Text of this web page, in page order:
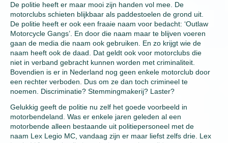
De politie heeft er maar mooi zijn handen vol mee. De
motorclubs schieten blijkbaar als paddestoelen de grond uit.
De politie heeft er ook een fraaie naam voor bedacht: ‘Outlaw
Motorcycle Gangs’. En door die naam maar te blijven voeren
gaan de media die naam ook gebruiken. En zo krijgt wie de
naam heeft ook de daad. Dat geldt ook voor motorclubs die
niet in verband gebracht kunnen worden met criminaliteit.
Bovendien is er in Nederland nog geen enkele motorclub door
een rechter verboden. Dus om ze dan toch crimineel te
noemen. Discriminatie? Stemmingmakerij? Laster?
Gelukkig geeft de politie nu zelf het goede voorbeeld in
motorbendeland. Was er enkele jaren geleden al een
motorbende alleen bestaande uit politiepersoneel met de
naam Lex Legio MC, vandaag zijn er maar liefst zelfs drie. Lex